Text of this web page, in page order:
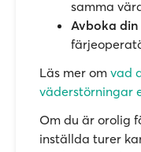
samma
Avboka
Läs mer om vad
väderstörningar
Om du är orolig
inställda turer